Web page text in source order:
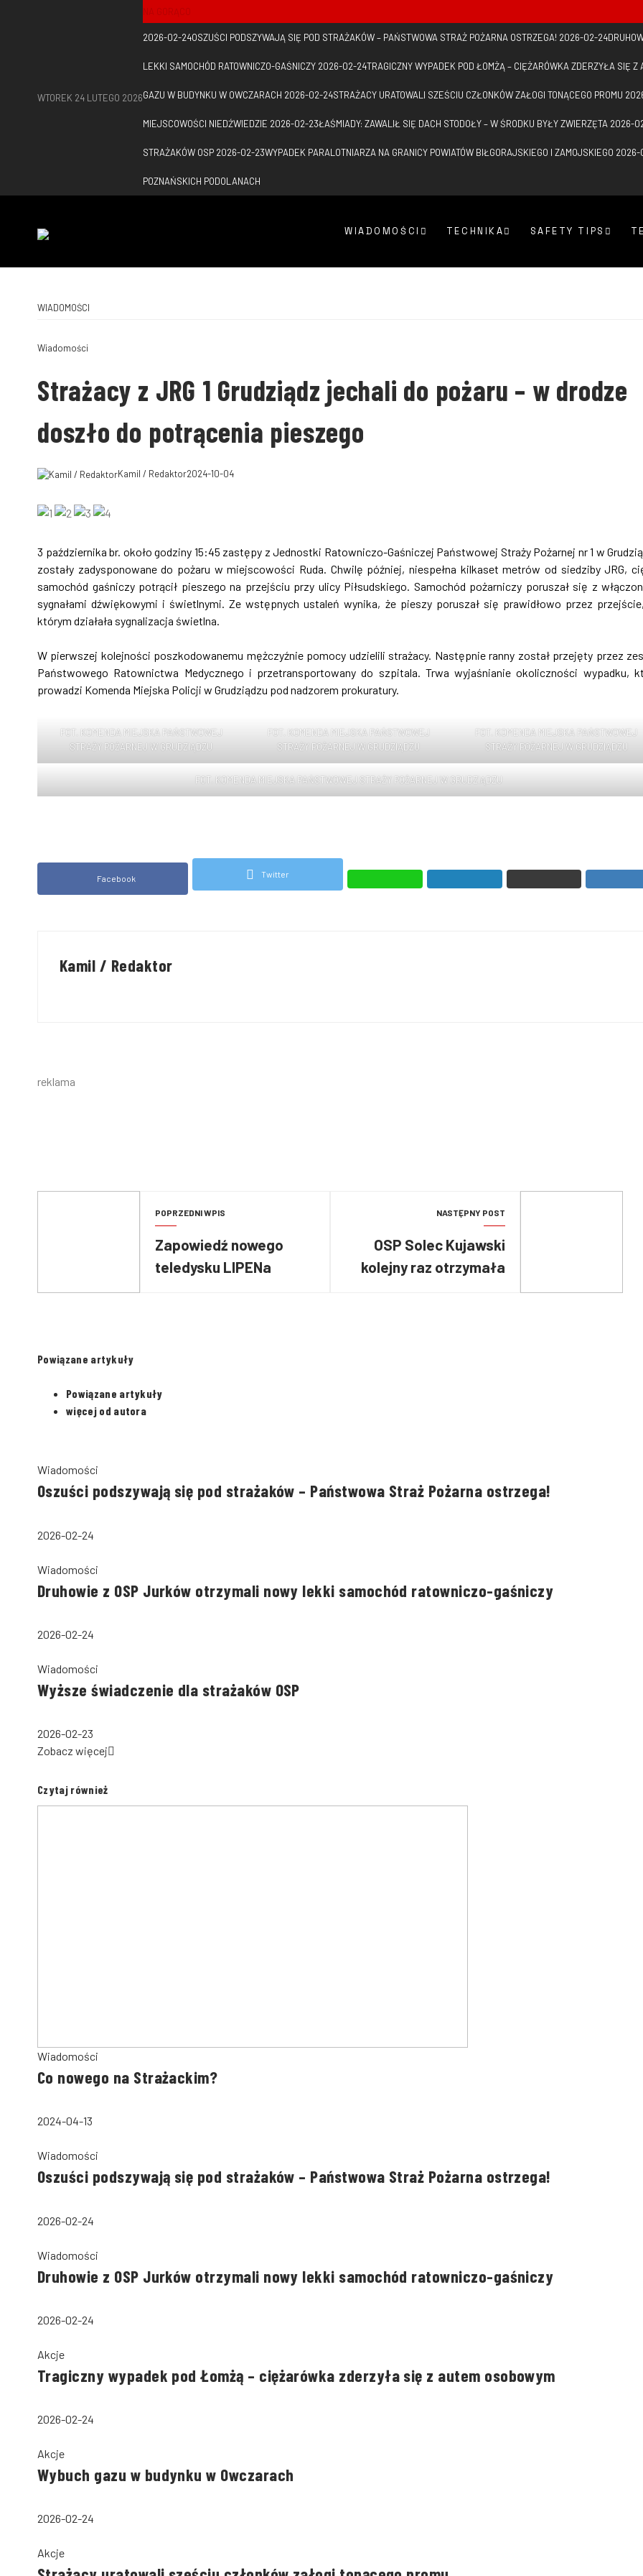
WTOREK 24 LUTEGO 2026
NA GORĄCO
2026-02-24OSZUŚCI PODSZYWAJĄ SIĘ POD STRAŻAKÓW – PAŃSTWOWA STRAŻ POŻARNA OSTRZEGA! 2026-02-24
LEKKI SAMOCHÓD RATOWNICZO-GAŚNICZY 2026-02-24TRAGICZNY WYPADEK POD ŁOMŻĄ – CIĘŻARÓWKA ZDERZYŁA SIĘ Z
GAZU W BUDYNKU W OWCZARACH 2026-02-24STRAŻACY URATOWALI SZEŚCIU CZŁONKÓW ZAŁOGI TONĄCEGO PROMU
MIEJSCOWOŚCI NIEDŹWIEDZIE 2026-02-23ŁAŚMIADY: ZAWALIŁ SIĘ DACH STODOŁY – W ŚRODKU BYŁY ZWIERZĘTA 2026-
STRAŻAKÓW OSP 2026-02-23WYPADEK PARALOTNIARZA NA GRANICY POWIATÓW BIŁGORAJSKIEGO I ZAMOJSKIEGO 2026-
POZNAŃSKICH PODOLANACH
WIADOMOŚCI TECHNIKA SAFETY TIPS
WIADOMOŚCI
Wiadomości
Strażacy z JRG 1 Grudziądz jechali do pożaru – w drodze
doszło do potrącenia pieszego
Kamil / Redaktor2024-10-04
3 października br. około godziny 15:45 zastępy z Jednostki Ratowniczo-Gaśniczej Państwowej Straży Pożarnej nr 1 w
zostały zadysponowane do pożaru w miejscowości Ruda. Chwilę później, niespełna kilkaset metrów od siedziby JRG,
samochód gaśniczy potrącił pieszego na przejściu przy ulicy Piłsudskiego. Samochód pożarniczy poruszał się z
sygnałami dźwiękowymi i świetlnymi. Ze wstępnych ustaleń wynika, że pieszy poruszał się prawidłowo przez
którym działała sygnalizacja świetlna.
W pierwszej kolejności poszkodowanemu mężczyźnie pomocy udzielili strażacy. Następnie ranny został przejęty przez
Państwowego Ratownictwa Medycznego i przetransportowany do szpitala. Trwa wyjaśnianie okoliczności wypadku,
prowadzi Komenda Miejska Policji w Grudziądzu pod nadzorem prokuratury.
FOT. KOMENDA MIEJSKA PAŃSTWOWEJ
STRAŻY POŻARNEJ W GRUDZIĄDZU
FOT. KOMENDA MIEJSKA PAŃSTWOWEJ
STRAŻY POŻARNEJ W GRUDZIĄDZU
FOT. KOMENDA MIEJSKA PAŃSTWOWEJ
STRAŻY POŻARNEJ W GRUDZIĄDZU
FOT. KOMENDA MIEJSKA PAŃSTWOWEJ STRAŻY POŻARNEJ W GRUDZIĄDZU
Facebook Twitter
Kamil / Redaktor
reklama
POPRZEDNI WPIS
Zapowiedź nowego
teledysku LIPENa
NASTĘPNY POST
OSP Solec Kujawski
kolejny raz otrzymała
Powiązane artykuły
Powiązane artykuły
więcej od autora
Wiadomości
Oszuści podszywają się pod strażaków – Państwowa Straż Pożarna ostrzega!
2026-02-24
Wiadomości
Druhowie z OSP Jurków otrzymali nowy lekki samochód ratowniczo-gaśniczy
2026-02-24
Wiadomości
Wyższe świadczenie dla strażaków OSP
2026-02-23
Zobacz więcej
Czytaj również
Wiadomości
Co nowego na Strażackim?
2024-04-13
Wiadomości
Oszuści podszywają się pod strażaków – Państwowa Straż Pożarna ostrzega!
2026-02-24
Wiadomości
Druhowie z OSP Jurków otrzymali nowy lekki samochód ratowniczo-gaśniczy
2026-02-24
Akcje
Tragiczny wypadek pod Łomżą – ciężarówka zderzyła się z autem osobowym
2026-02-24
Akcje
Wybuch gazu w budynku w Owczarach
2026-02-24
Akcje